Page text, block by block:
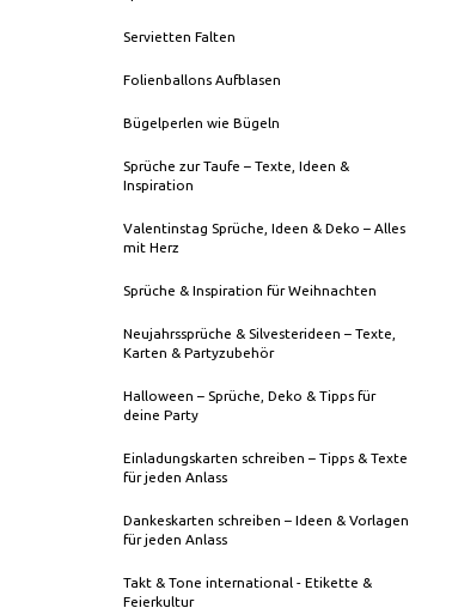
Servietten Falten
Folienballons Aufblasen
Bügelperlen wie Bügeln
Sprüche zur Taufe – Texte, Ideen &
Inspiration
Valentinstag Sprüche, Ideen & Deko – Alles
mit Herz
Sprüche & Inspiration für Weihnachten
Neujahrssprüche & Silvesterideen – Texte,
Karten & Partyzubehör
Halloween – Sprüche, Deko & Tipps für
deine Party
Einladungskarten schreiben – Tipps & Texte
für jeden Anlass
Dankeskarten schreiben – Ideen & Vorlagen
für jeden Anlass
Takt & Tone international - Etikette &
Feierkultur